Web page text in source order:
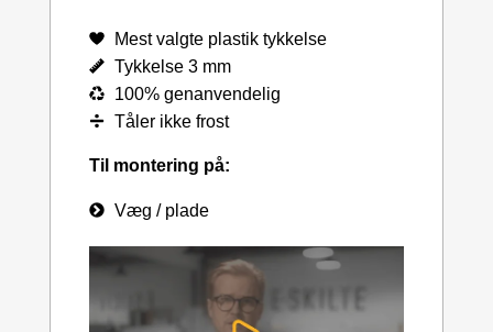
Mest valgte plastik tykkelse
Tykkelse 3 mm
100% genanvendelig
Tåler ikke frost
Til montering på:
Væg / plade